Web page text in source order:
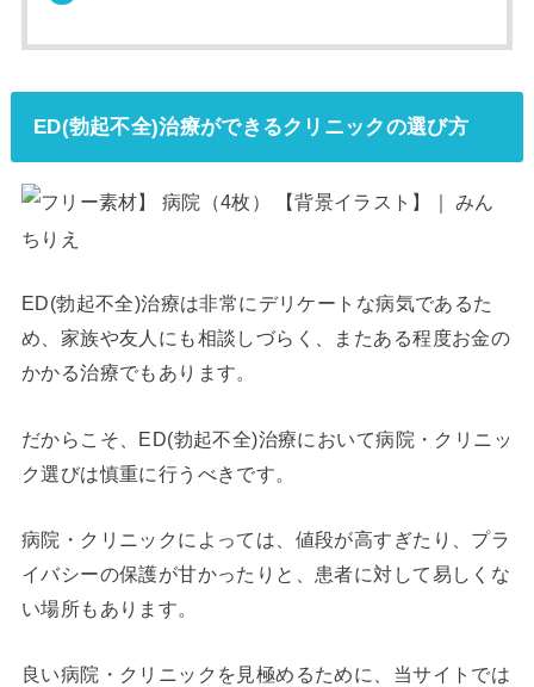
ED(勃起不全)治療ができるクリニックの選び方
ED(勃起不全)治療は非常にデリケートな病気であるた
め、家族や友人にも相談しづらく、またある程度お金の
かかる治療でもあります。
だからこそ、ED(勃起不全)治療において病院・クリニッ
ク選びは慎重に行うべきです。
病院・クリニックによっては、値段が高すぎたり、プラ
イバシーの保護が甘かったりと、患者に対して易しくな
い場所もあります。
良い病院・クリニックを見極めるために、当サイトでは